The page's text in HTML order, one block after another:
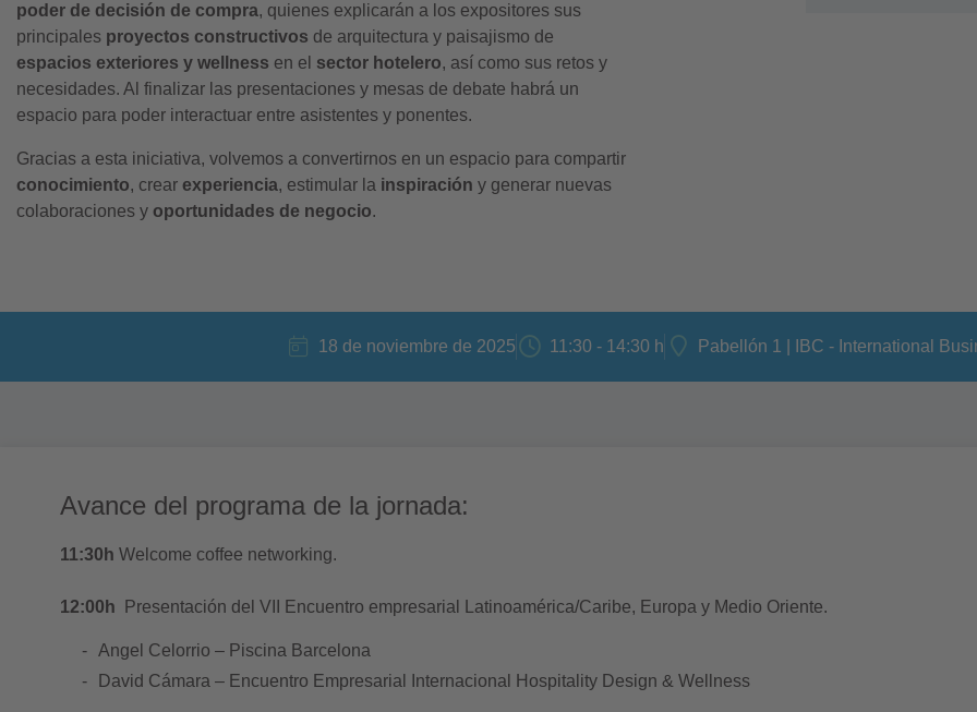
poder de decisión de compra, quienes explicarán a los expositores sus
principales proyectos constructivos de arquitectura y paisajismo de
espacios exteriores y wellness en el sector hotelero, así como sus retos y
necesidades. Al finalizar las presentaciones y mesas de debate habrá un
espacio para poder interactuar entre asistentes y ponentes.
Gracias a esta iniciativa, volvemos a convertirnos en un espacio para compartir
conocimiento, crear experiencia, estimular la inspiración y generar nuevas
colaboraciones y oportunidades de negocio.
18 de noviembre de 2025 11:30 - 14:30 h Pabellón 1 | IBC - International
Avance del programa de la jornada:
11:30h Welcome coffee networking.
12:00h Presentación del VII Encuentro empresarial Latinoamérica/Caribe, Europa y Medio Oriente.
Angel Celorrio – Piscina Barcelona
David Cámara – Encuentro Empresarial Internacional Hospitality Design & Wellness